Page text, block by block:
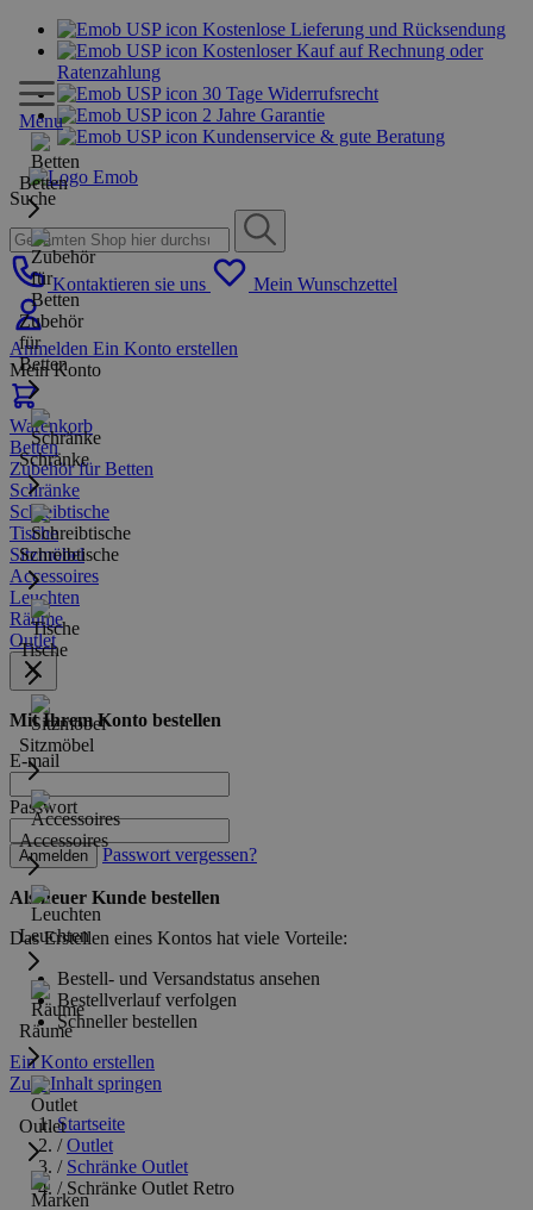
Kostenlose Lieferung und Rücksendung
Kostenloser Kauf auf Rechnung oder
Ratenzahlung
30 Tage Widerrufsrecht
2 Jahre Garantie
Kundenservice & gute Beratung
Suche
Kontaktieren sie uns Mein Wunschzettel
Anmelden Ein Konto erstellen
Mein Konto
Warenkorb
Menu
Betten
Zubehör
für
Betten
Schränke
Schreibtische
Tische
Sitzmöbel
Accessoires
Leuchten
Räume
Outlet
Betten
Zubehör für Betten
Schränke
Schreibtische
Tische
Sitzmöbel
Accessoires
Leuchten
Räume
Outlet
Mit Ihrem Konto bestellen
E-mail
Passwort
Anmelden Passwort vergessen?
Als neuer Kunde bestellen
Das Erstellen eines Kontos hat viele Vorteile:
Bestell- und Versandstatus ansehen
Bestellverlauf verfolgen
Schneller bestellen
Ein Konto erstellen
Zum Inhalt springen
Startseite
/ Outlet
/ Schränke Outlet
/ Schränke Outlet Retro